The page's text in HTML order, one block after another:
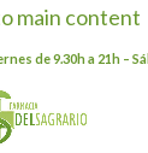
main content
de 9.30h a 21h –